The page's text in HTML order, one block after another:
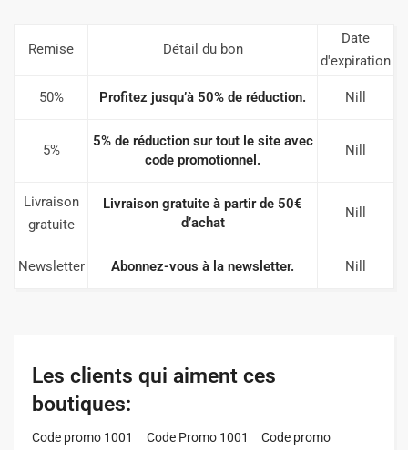
Remise Détail du bon
Date
d'expiration
50% Profitez jusqu’à 50% de réduction. Nill
5%
5% de réduction sur tout le site avec
code promotionnel.
Nill
Livraison
gratuite
Livraison gratuite à partir de 50€
d’achat
Nill
Newsletter Abonnez-vous à la newsletter. Nill
Les clients qui aiment ces
boutiques:
Code promo 1001
Code Promo 1001
Code promo